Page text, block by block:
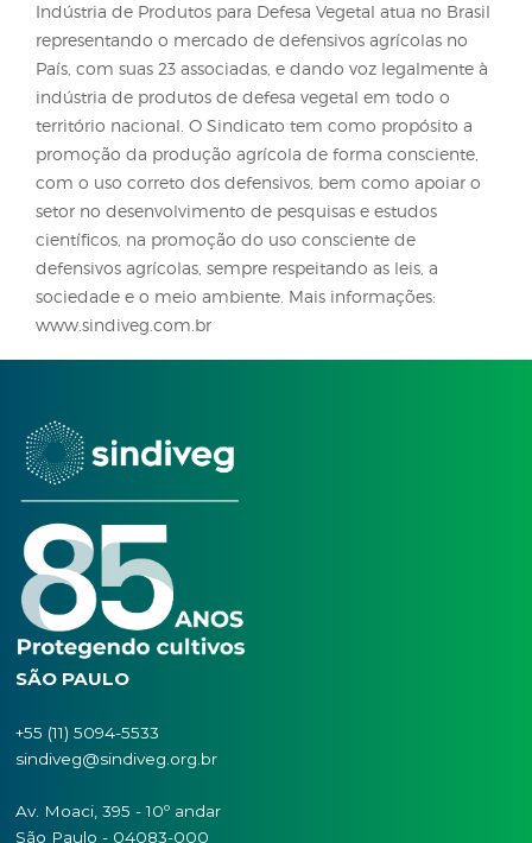
Entre as ações preventivas, o professor e
ainda destaca a importância da limpeza de
ao transitar entre áreas agrícolas, o monitoramento
frequente dos talhões e a comunicação de
aos órgãos responsáveis. De acordo com ele, a
de um protocolo de manejo integrado é
abordagem mais eficaz para conter a expansão do
caruru-palmeri.
“A continuidade do monitoramento, associada ao
das lavouras brasileiras. O trabalho conjunto entre
produtores, consultores e instituições de pesquisa é
decisivo para enfrentar essa ameaça e manter a
produtividade nas principais cadeias do
nacional”, finaliza.
Sobre o Sindiveg
Há mais de 80 anos, o Sindiveg – Sindicato
representando o mercado de defensivos agrícolas
indústria de produtos de defesa vegetal em todo o